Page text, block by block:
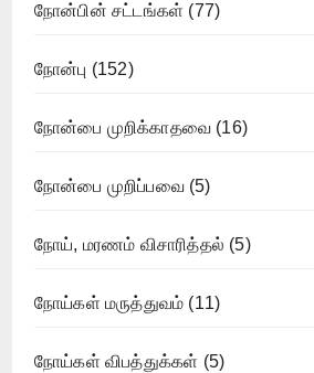
நோன்பின் சட்டங்கள் (77)
நோன்பு (152)
நோன்பை முறிக்காதவை (16)
நோன்பை முறிப்பவை(5)
நோய், மரணம் விசாரித்தல் (5)
நோய்கள் மருத்துவம் (11)
நோய்கள் விபத்துக்கள் (5)